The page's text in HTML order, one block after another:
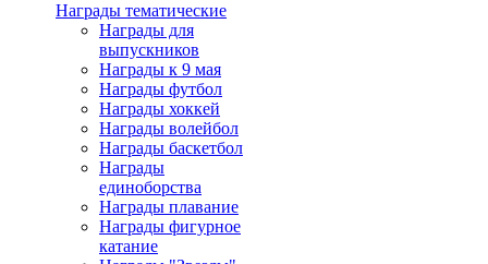
Награды тематические
Награды для
выпускников
Награды к 9 мая
Награды футбол
Награды хоккей
Награды волейбол
Награды баскетбол
Награды
единоборства
Награды плавание
Награды фигурное
катание